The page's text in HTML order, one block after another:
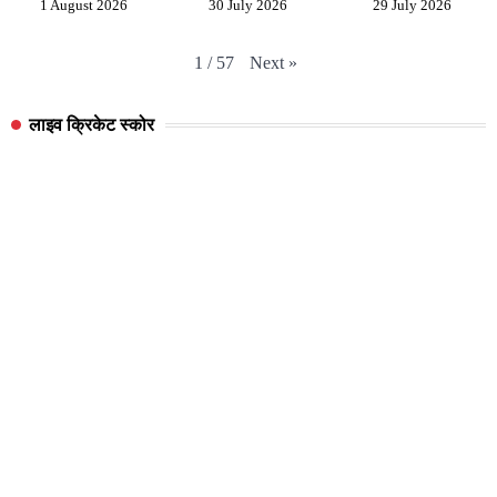
1 August 2026 30 July 2026 29 July 2026
1 / 57 Next »
लाइव क्रिकेट स्कोर